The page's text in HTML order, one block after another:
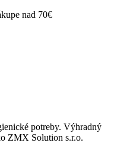
nad 70€
potreby. Výhradný
ZMX Solution s.r.o.